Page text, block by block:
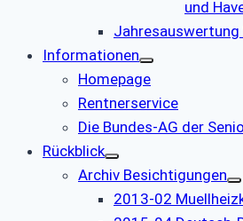
und
Jahresauswertung
Informationen
Homepage
Rentnerservice
Die Bundes-AG der
Rückblick
Archiv Besichtigungen
2013-02